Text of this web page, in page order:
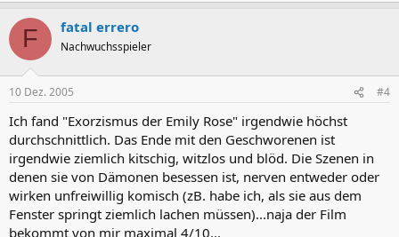
F fatal errero
Nachwuchsspieler
10 Dez. 2005 #4
Ich fand "Exorzismus der Emily Rose" irgendwie höchst
durchschnittlich. Das Ende mit den Geschworenen ist
irgendwie ziemlich kitschig, witzlos und blöd. Die Szenen in
denen sie von Dämonen besessen ist, nerven entweder oder
wirken unfreiwillig komisch (zB. habe ich, als sie aus dem
Fenster springt ziemlich lachen müssen)...naja der Film
bekommt von mir maximal 4/10...